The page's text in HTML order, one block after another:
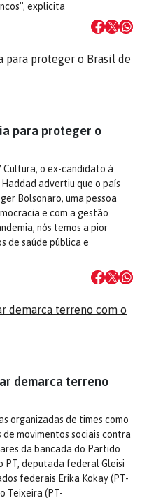
explicita
para proteger o
Cultura, o ex-candidato à
advertiu que o país
Bolsonaro, uma pessoa
e com a gestão
nós temos a pior
de saúde pública e
demarca terreno
organizadas de times como
movimentos sociais contra
da bancada do Partido
PT, deputada federal Gleisi
federais Erika Kokay (PT-
Teixeira (PT-